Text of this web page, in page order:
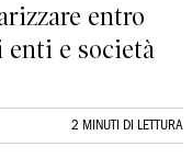
entro
e società
2 MINUTI DI LETTURA